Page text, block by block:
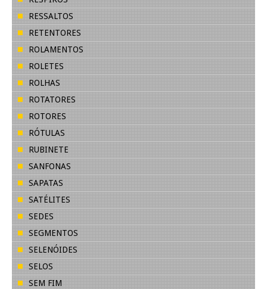
RESSALTOS
RETENTORES
ROLAMENTOS
ROLETES
ROLHAS
ROTATORES
ROTORES
RÓTULAS
RUBINETE
SANFONAS
SAPATAS
SATÉLITES
SEDES
SEGMENTOS
SELENÓIDES
SELOS
SEM FIM